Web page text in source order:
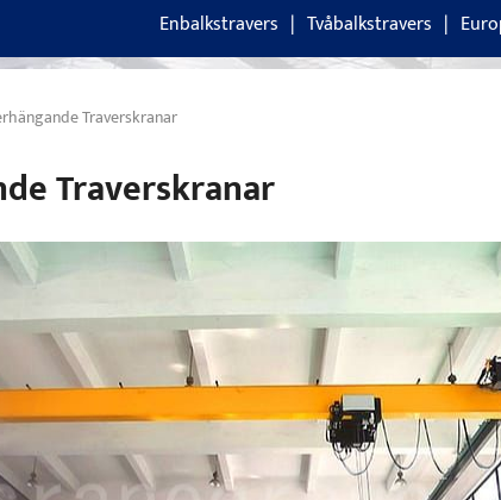
Enbalkstravers Tvåbalkstravers
Traverskranar
Traverskranar